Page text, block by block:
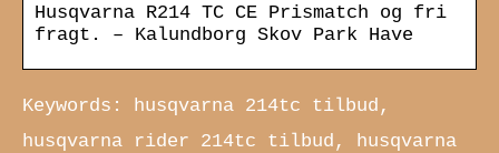
Husqvarna R214 TC CE Prismatch og fri
fragt. – Kalundborg Skov Park Have
Keywords: husqvarna 214tc tilbud,
husqvarna rider 214tc tilbud, husqvarna